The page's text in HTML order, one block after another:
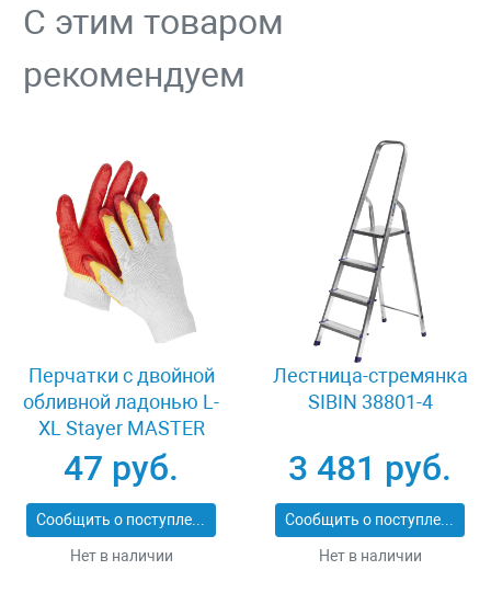
С этим товаром
рекомендуем
Перчатки c двойной
обливной ладонью L-
XL Stayer MASTER
11409-XL
47 руб.
Сообщить о поступлении
Нет в наличии
Лестница-стремянка
SIBIN 38801-4
3 481 руб.
Сообщить о поступлении
Нет в наличии